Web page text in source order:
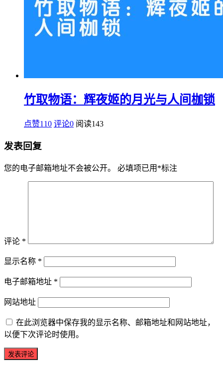
竹取物语：辉夜姬的月光与人间枷锁
点赞110 评论0 阅读143
发表回复
您的电子邮箱地址不会被公开。 必填项已用 *标注
评论 *
显示名称 *
电子邮箱地址 *
网站地址
在此浏览器中保存我的显示名称、邮箱地址和网站地址，
以便下次评论时使用。